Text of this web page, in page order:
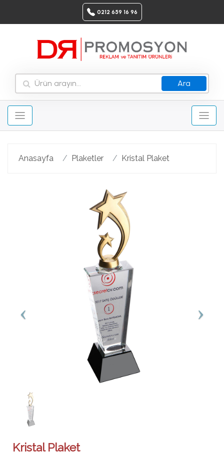
0212 659 16 96
Ara
Anasayfa Plaketler Kristal Plaket
Kristal Plaket